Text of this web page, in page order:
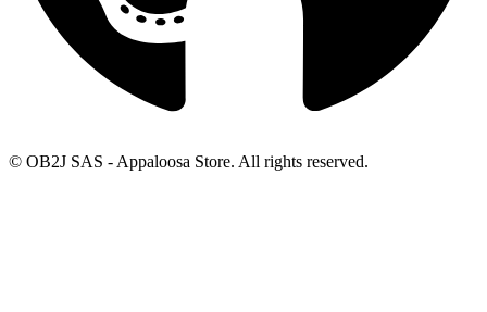
© OB2J SAS - Appaloosa Store. All rights reserved.